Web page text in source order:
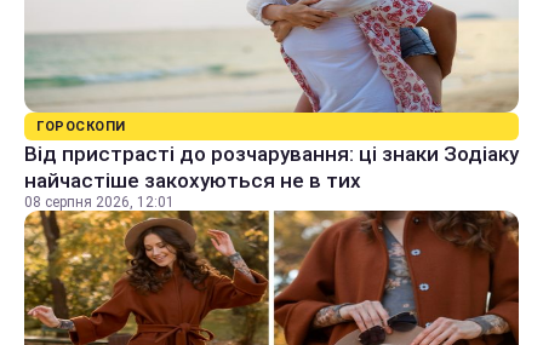
ГОРОСКОПИ
Від пристрасті до розчарування: ці знаки Зодіаку
найчастіше закохуються не в тих
08 серпня 2026, 12:01